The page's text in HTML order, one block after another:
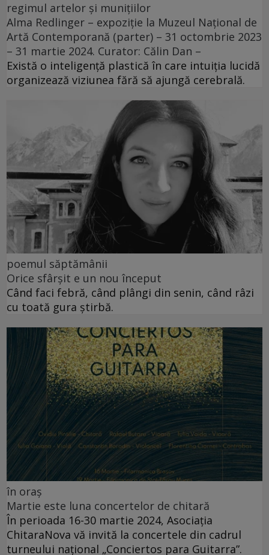
regimul artelor și munițiilor
Alma Redlinger – expoziție la Muzeul Național de
Artă Contemporană (parter) – 31 octombrie 2023
– 31 martie 2024. Curator: Călin Dan –
Există o inteligență plastică în care intuiția lucidă
organizează viziunea fără să ajungă cerebrală.
poemul săptămânii
Orice sfârșit e un nou început
Când faci febră, când plângi din senin, când râzi
cu toată gura știrbă.
în oraș
Martie este luna concertelor de chitară
În perioada 16-30 martie 2024, Asociația
ChitaraNova vă invită la concertele din cadrul
turneului național „Conciertos para Guitarra”.